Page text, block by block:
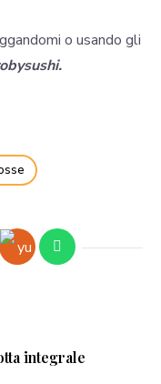
o usando gli
integrale